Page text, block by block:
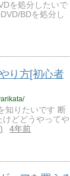
を処分したいで
BDを処分し
り方[初心者
知りたいです 断
けどどうやってや
4年前